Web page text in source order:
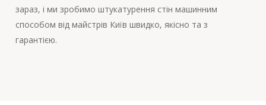
зараз, і ми зробимо штукатурення стін машинним
способом від майстрів Київ швидко, якісно та з
гарантією.